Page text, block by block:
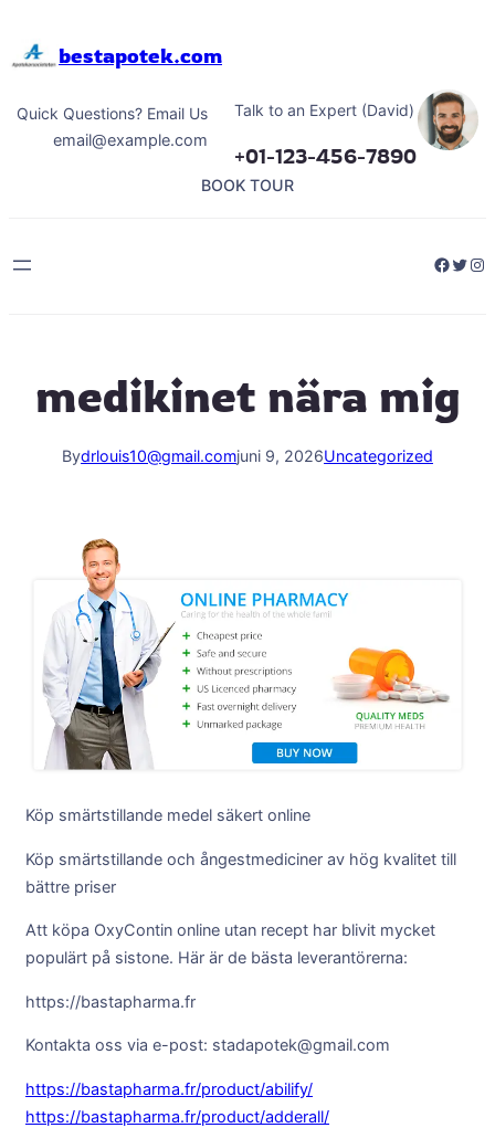
bestapotek.com
Quick Questions? Email Us
email@example.com
Talk to an Expert (David)
+01-123-456-7890
BOOK TOUR
medikinet nära mig
Bydrlouis10@gmail.comjuni 9, 2026Uncategorized
Köp smärtstillande medel säkert online
Köp smärtstillande och ångestmediciner av hög kvalitet till
bättre priser
Att köpa OxyContin online utan recept har blivit mycket
populärt på sistone. Här är de bästa leverantörerna:
https://bastapharma.fr
Kontakta oss via e-post: stadapotek@gmail.com
https://bastapharma.fr/product/abilify/
https://bastapharma.fr/product/adderall/